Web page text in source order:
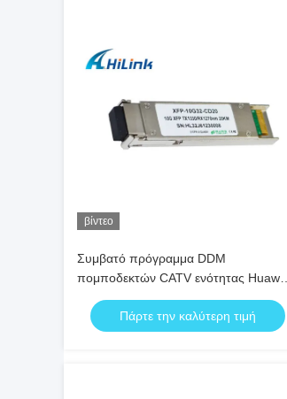
βίντεο
Συμβατό πρόγραμμα DDM
πομποδεκτών CATV ενότητας Huawei/
ιουνιπέρων XFP 10G LR FC
Πάρτε την καλύτερη τιμή